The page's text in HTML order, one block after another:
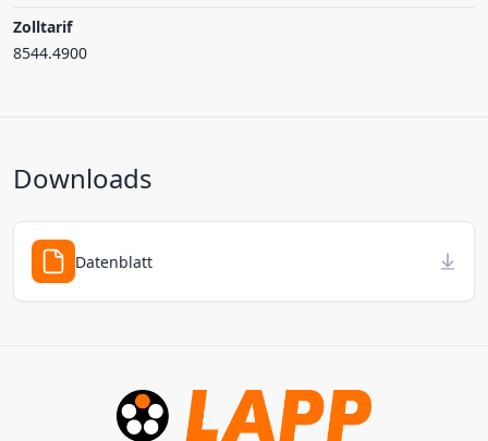
Zolltarif
8544.4900
Downloads
Datenblatt